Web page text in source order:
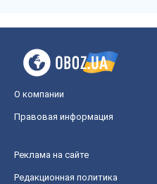
О компании
Правовая информация
Реклама на сайте
Редакционная политика